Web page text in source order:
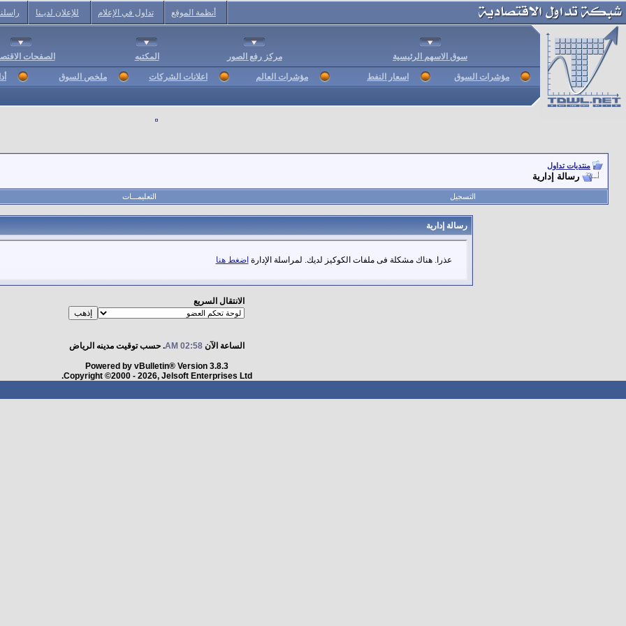
أنظمة الموقع تداول في الإعلام للإعلان لديـنا
سوق الاسهم الرئيسية مركز رفع الصور المكتبه الصفحات
مؤشرات السوق اسعار النفط مؤشرات العالم اعلانات الشركات ملخص السوق
منتديات تداول
رسالة إدارية
التسجيل التعليمـــات
رسالة إدارية
عذرا. هناك مشكلة فى ملفات الكوكيز لديك. لمراسلة الإدارة اضغط هنا
الانتقال السريع
الساعة الآن02:58 AM . حسب توقيت مدينه الرياض
Powered by vBulletin® Version 3.8.3
Copyright ©2000 - 2026, Jelsoft Enterprises Ltd.